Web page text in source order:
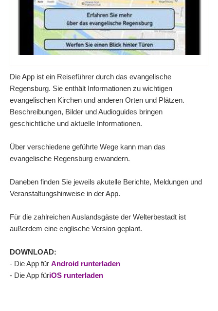
Die App ist ein Reiseführer durch das evangelische
Regensburg. Sie enthält Informationen zu wichtigen
evangelischen Kirchen und anderen Orten und Plätzen.
Beschreibungen, Bilder und Audioguides bringen
geschichtliche und aktuelle Informationen.
Über verschiedene geführte Wege kann man das
evangelische Regensburg erwandern.
Daneben finden Sie jeweils akutelle Berichte, Meldungen und
Veranstaltungshinweise in der App.
Für die zahlreichen Auslandsgäste der Welterbestadt ist
außerdem eine englische Version geplant.
DOWNLOAD:
- Die App für Android runterladen
- Die App füriOS runterladen